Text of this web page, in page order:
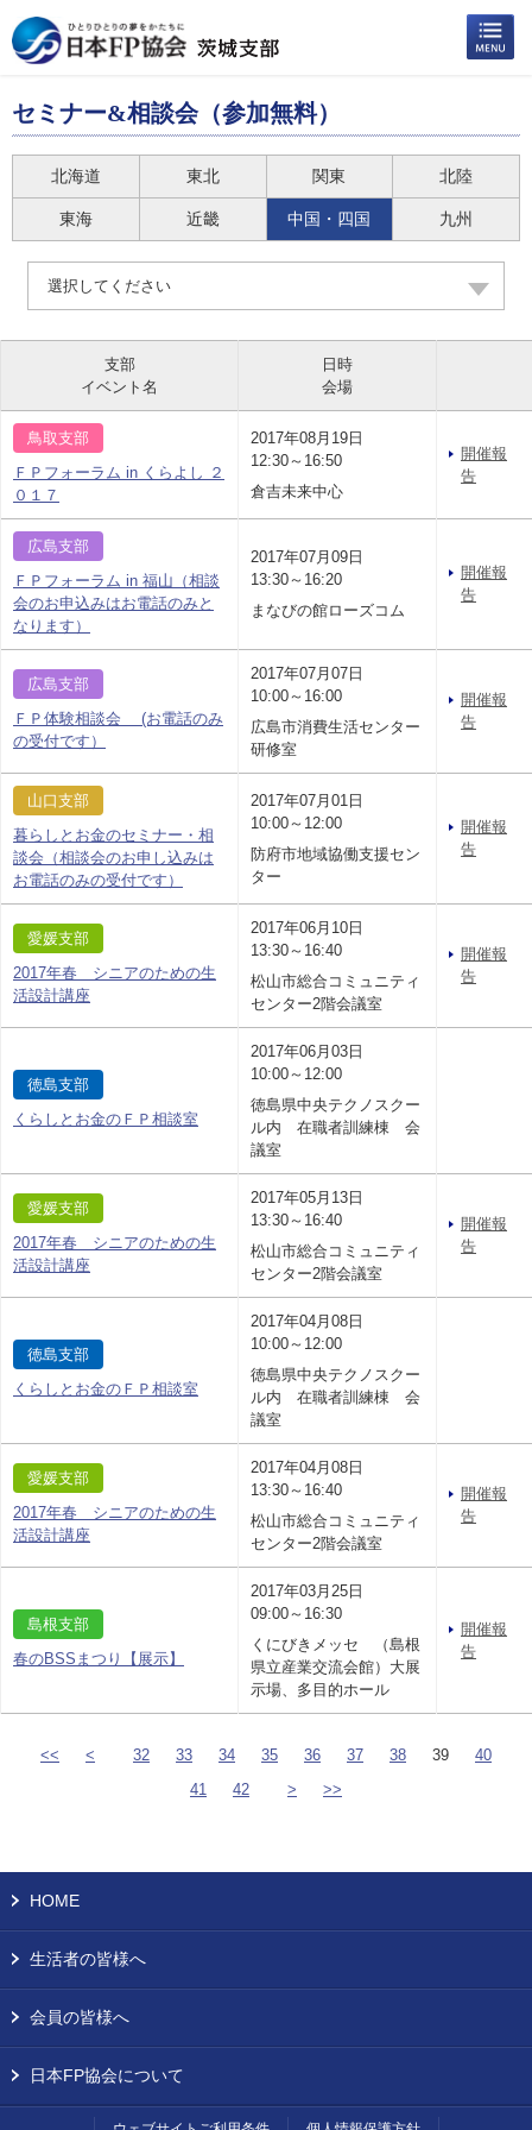
セミナー&相談会（参加無料）
北海道 東北 関東 北陸
東海 近畿 中国・四国 九州
選択してください
支部
イベント名
日時
会場
鳥取支部
ＦＰフォーラム in くらよし ２
０１７
2017年08月19日
12:30～16:50
倉吉未来中心
開催報
告
広島支部
ＦＰフォーラム in 福山（相談
会のお申込みはお電話のみと
なります）
2017年07月09日
13:30～16:20
まなびの館ローズコム
開催報
告
広島支部
ＦＰ体験相談会 (お電話のみ
の受付です）
2017年07月07日
10:00～16:00
広島市消費生活センター
研修室
開催報
告
山口支部
暮らしとお金のセミナー・相
談会（相談会のお申し込みは
お電話のみの受付です）
2017年07月01日
10:00～12:00
防府市地域協働支援セン
ター
開催報
告
愛媛支部
2017年春 シニアのための生
活設計講座
2017年06月10日
13:30～16:40
松山市総合コミュニティ
センター2階会議室
開催報
告
徳島支部
くらしとお金のＦＰ相談室
2017年06月03日
10:00～12:00
徳島県中央テクノスクー
ル内 在職者訓練棟 会
議室
愛媛支部
2017年春 シニアのための生
活設計講座
2017年05月13日
13:30～16:40
松山市総合コミュニティ
センター2階会議室
開催報
告
徳島支部
くらしとお金のＦＰ相談室
2017年04月08日
10:00～12:00
徳島県中央テクノスクー
ル内 在職者訓練棟 会
議室
愛媛支部
2017年春 シニアのための生
活設計講座
2017年04月08日
13:30～16:40
松山市総合コミュニティ
センター2階会議室
開催報
告
島根支部
春のBSSまつり【展示】
2017年03月25日
09:00～16:30
くにびきメッセ （島根
県立産業交流会館）大展
示場、多目的ホール
開催報
告
<< < 32 33 34 35 36 37 38 39
40
41
42 > >>
HOME
生活者の皆様へ
会員の皆様へ
日本FP協会について